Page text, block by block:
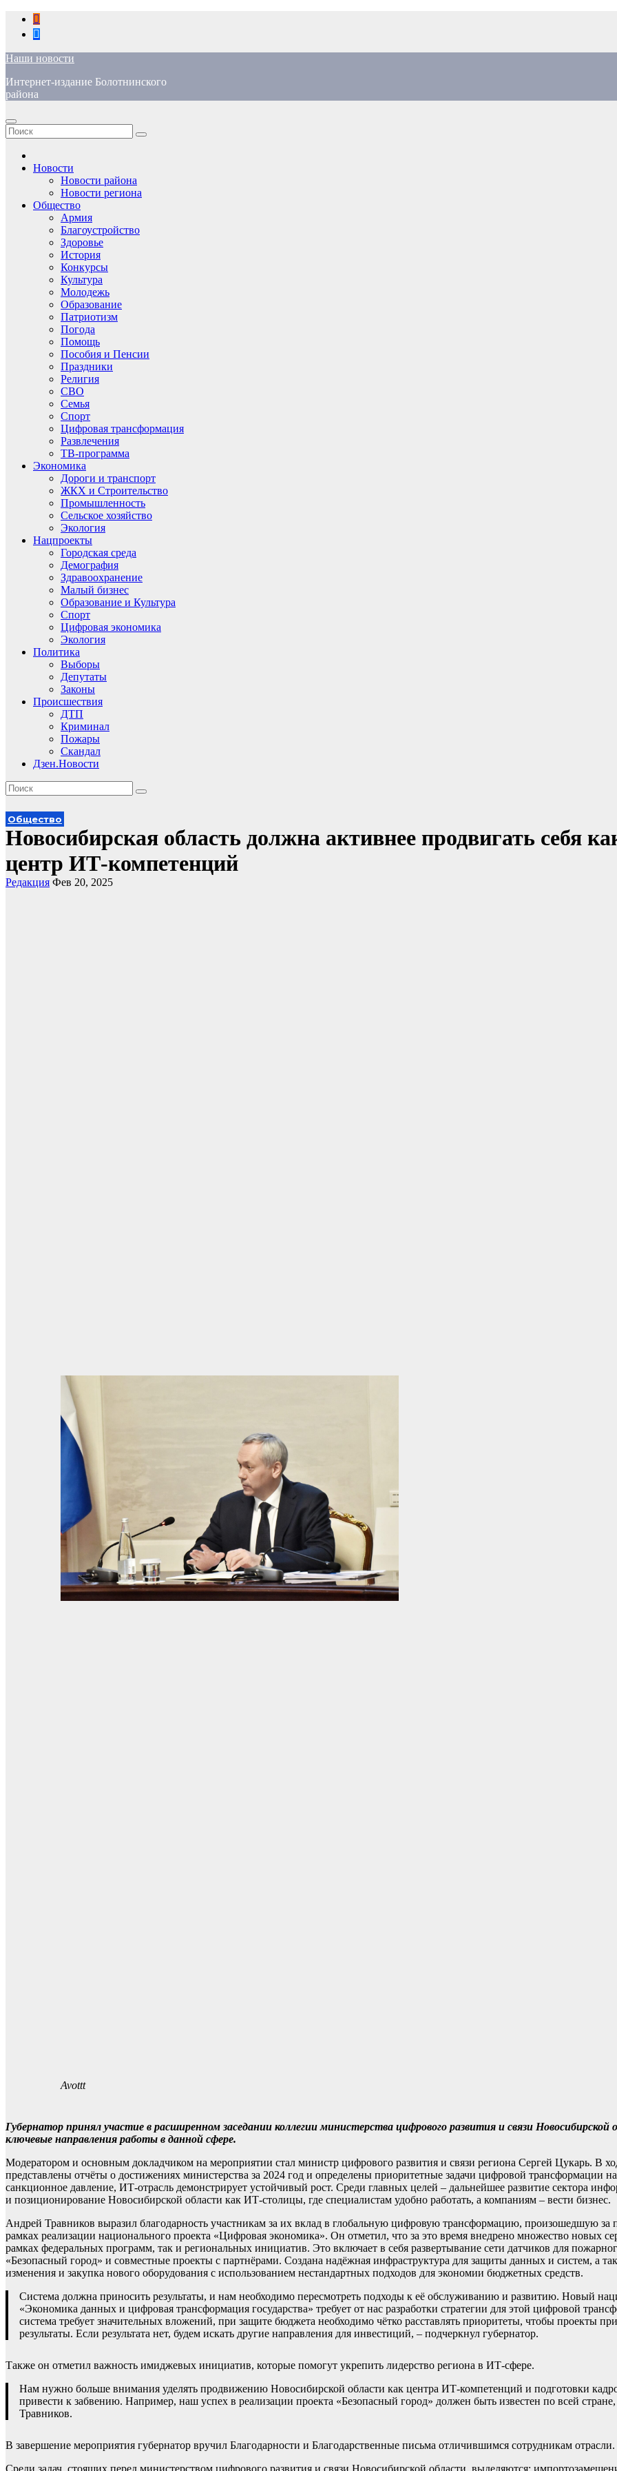
Перейти
содержимому
Наши новости
Интернет-издание Болотнинского
района
Новости
Новости района
Новости региона
Общество
Армия
Благоустройство
Здоровье
История
Конкурсы
Культура
Молодежь
Образование
Патриотизм
Погода
Помощь
Пособия и Пенсии
Праздники
Религия
СВО
Семья
Спорт
Цифровая трансформация
Развлечения
ТВ-программа
Экономика
Дороги и транспорт
ЖКХ и Строительство
Промышленность
Сельское хозяйство
Экология
Нацпроекты
Городская среда
Демография
Здравоохранение
Малый бизнес
Образование и Культура
Спорт
Цифровая экономика
Экология
Политика
Выборы
Депутаты
Законы
Происшествия
ДТП
Криминал
Пожары
Скандал
Дзен.Новости
Общество
Новосибирская область должна активнее продвигать себя
центр ИТ-компетенций
Редакция Фев 20, 2025
Avottt
Губернатор принял участие в расширенном заседании коллегии министерства цифрового развития и связи Новосибирской
ключевые направления работы в данной сфере.
Модератором и основным докладчиком на мероприятии стал министр цифрового развития и связи региона Сергей Цукарь. В
представлены отчёты о достижениях министерства за 2024 год и определены приоритетные задачи цифровой трансформации
санкционное давление, ИТ-отрасль демонстрирует устойчивый рост. Среди главных целей – дальнейшее развитие сектора
и позиционирование Новосибирской области как ИТ-столицы, где специалистам удобно работать, а компаниям – вести бизнес.
Андрей Травников выразил благодарность участникам за их вклад в глобальную цифровую трансформацию, произошедшую за
рамках реализации национального проекта «Цифровая экономика». Он отметил, что за это время внедрено множество новых
рамках федеральных программ, так и региональных инициатив. Это включает в себя развертывание сети датчиков для
«Безопасный город» и совместные проекты с партнёрами. Создана надёжная инфраструктура для защиты данных и систем, а
изменения и закупка нового оборудования с использованием нестандартных подходов для экономии бюджетных средств.
Система должна приносить результаты, и нам необходимо пересмотреть подходы к её обслуживанию и развитию. Новый
«Экономика данных и цифровая трансформация государства» требует от нас разработки стратегии для этой цифровой
система требует значительных вложений, при защите бюджета необходимо чётко расставлять приоритеты, чтобы проекты
результаты. Если результата нет, будем искать другие направления для инвестиций, – подчеркнул губернатор.
Также он отметил важность имиджевых инициатив, которые помогут укрепить лидерство региона в ИТ-сфере.
Нам нужно больше внимания уделять продвижению Новосибирской области как центра ИТ-компетенций и подготовки
привести к забвению. Например, наш успех в реализации проекта «Безопасный город» должен быть известен по всей
Травников.
В завершение мероприятия губернатор вручил Благодарности и Благодарственные письма отличившимся сотрудникам отрасли.
Среди задач, стоящих перед министерством цифрового развития и связи Новосибирской области, выделяются: